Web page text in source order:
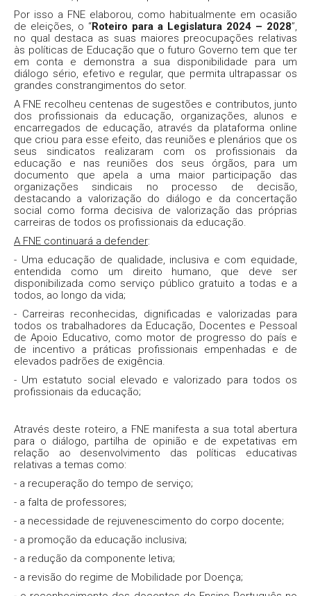
Por isso a FNE elaborou, como habitualmente em ocasião
de eleições, o “Roteiro para a Legislatura 2024 – 2028”,
no qual destaca as suas maiores preocupações relativas
às políticas de Educação que o futuro Governo tem que ter
em conta e demonstra a sua disponibilidade para um
diálogo sério, efetivo e regular, que permita ultrapassar os
grandes constrangimentos do setor.
A FNE recolheu centenas de sugestões e contributos, junto
dos profissionais da educação, organizações, alunos e
encarregados de educação, através da plataforma online
que criou para esse efeito, das reuniões e plenários que os
seus sindicatos realizaram com os profissionais da
educação e nas reuniões dos seus órgãos, para um
documento que apela a uma maior participação das
organizações sindicais no processo de decisão,
destacando a valorização do diálogo e da concertação
social como forma decisiva de valorização das próprias
carreiras de todos os profissionais da educação.
A FNE continuará a defender:
- Uma educação de qualidade, inclusiva e com equidade,
entendida como um direito humano, que deve ser
disponibilizada como serviço público gratuito a todas e a
todos, ao longo da vida;
- Carreiras reconhecidas, dignificadas e valorizadas para
todos os trabalhadores da Educação, Docentes e Pessoal
de Apoio Educativo, como motor de progresso do país e
de incentivo a práticas profissionais empenhadas e de
elevados padrões de exigência.
- Um estatuto social elevado e valorizado para todos os
profissionais da educação;
Através deste roteiro, a FNE manifesta a sua total abertura
para o diálogo, partilha de opinião e de expetativas em
relação ao desenvolvimento das políticas educativas
relativas a temas como:
- a recuperação do tempo de serviço;
- a falta de professores;
- a necessidade de rejuvenescimento do corpo docente;
- a promoção da educação inclusiva;
- a redução da componente letiva;
- a revisão do regime de Mobilidade por Doença;